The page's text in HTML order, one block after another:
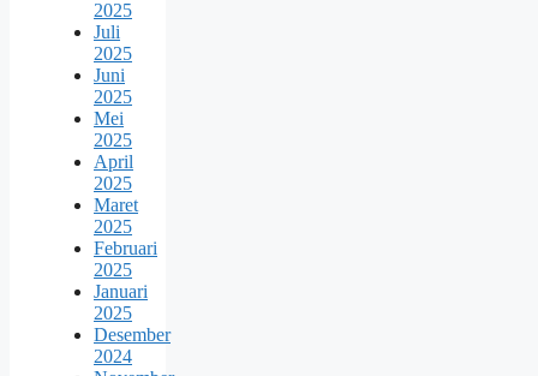
2025
Juli
2025
Juni
2025
Mei
2025
April
2025
Maret
2025
Februari
2025
Januari
2025
Desember
2024